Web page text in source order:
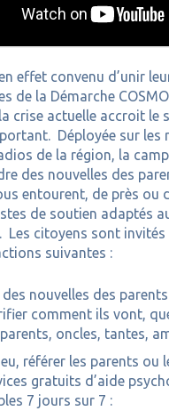
effet convenu d’unir
de la Démarche
crise actuelle accroit le
Déployée sur les
de la région, la
des nouvelles des
entourent, de près ou
de soutien adaptés
Les citoyens sont invités
suivantes :
des nouvelles des
comment ils vont,
oncles, tantes,
référer les parents ou
gratuits d’aide
7 jours sur 7 :